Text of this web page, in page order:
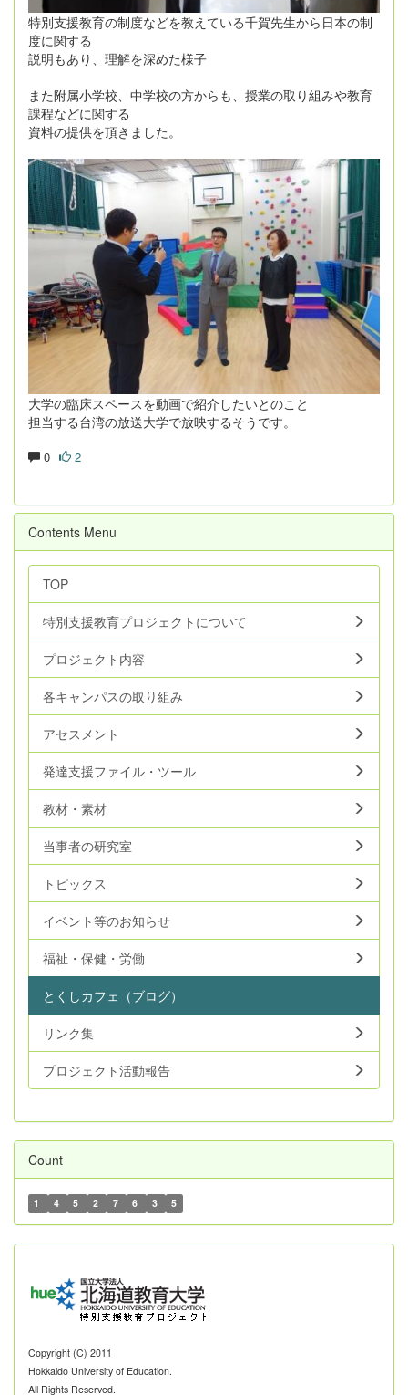
特別支援教育の制度などを教えている千賀先生から日本の制
度に関する
説明もあり、理解を深めた様子
また附属小学校、中学校の方からも、授業の取り組みや教育
課程などに関する
資料の提供を頂きました。
大学の臨床スペースを動画で紹介したいとのこと
担当する台湾の放送大学で放映するそうです。
0 2
Contents Menu
TOP
特別支援教育プロジェクトについて
プロジェクト内容
各キャンパスの取り組み
アセスメント
発達支援ファイル・ツール
教材・素材
当事者の研究室
トピックス
イベント等のお知らせ
福祉・保健・労働
とくしカフェ（ブログ）
リンク集
プロジェクト活動報告
Count
1 4 5 2 7 6 3 5
Copyright (C) 2011
Hokkaido University of Education.
All Rights Reserved.